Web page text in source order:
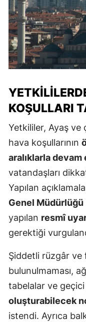
KOŞULLARI
Yetkililer, Ayaş ve
hava koşullarının
aralıklarla
vatandaşları
Yapılan
Genel Müdürlüğü
yapılan resmî
gerektiği
Şiddetli rüzgâr ve
bulunulmaması,
tabelalar ve geçici
oluşturabilecek
istendi. Ayrıca